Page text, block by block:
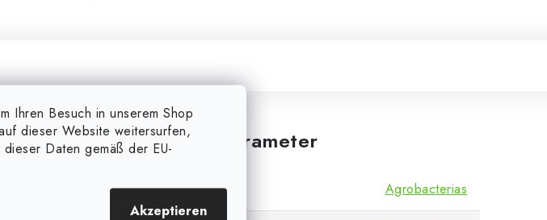
Ihren Besuch in unserem Shop
dieser Website weitersurfen,
Daten gemäß der EU-
Akzeptieren
Zusätzliche Parameter
Markieren Agrobacterias